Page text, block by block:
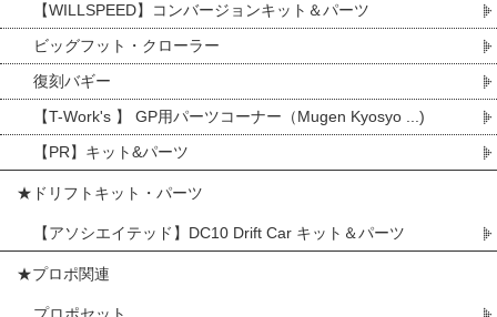
【WILLSPEED】コンバージョンキット＆パーツ
ビッグフット・クローラー
復刻バギー
【T-Work's 】 GP用パーツコーナー（Mugen Kyosyo ...)
【PR】キット&パーツ
★ドリフトキット・パーツ
【アソシエイテッド】DC10 Drift Car キット＆パーツ
★プロポ関連